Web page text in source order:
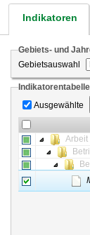
Indikatoren
Gebiets- und
Gebietsauswahl
Indikatorentabelle
Ausgewählte
Arbeit